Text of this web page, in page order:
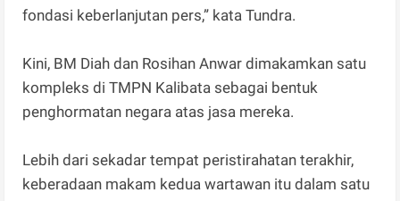
fondasi keberlanjutan pers,” kata Tundra.
Kini, BM Diah dan Rosihan Anwar dimakamkan satu
kompleks di TMPN Kalibata sebagai bentuk
penghormatan negara atas jasa mereka.
Lebih dari sekadar tempat peristirahatan terakhir,
keberadaan makam kedua wartawan itu dalam satu